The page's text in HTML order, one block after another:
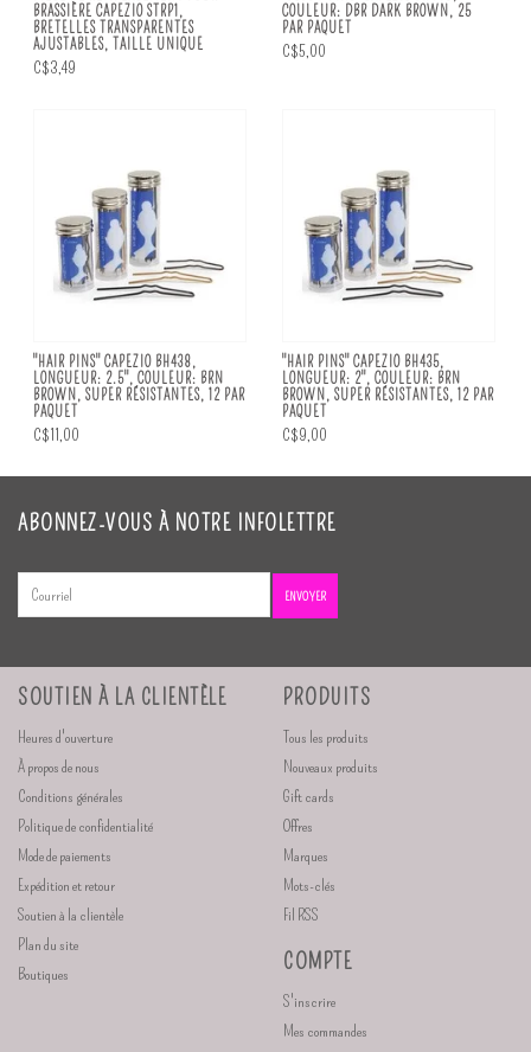
BRASSIÈRE CAPEZIO STRP1,
BRETELLES TRANSPARENTES
AJUSTABLES, TAILLE UNIQUE
C$3,49
COULEUR: DBR DARK BROWN, 25
PAR PAQUET
C$5,00
"HAIR PINS" CAPEZIO BH438,
LONGUEUR: 2.5", COULEUR: BRN
BROWN, SUPER RÉSISTANTES, 12 PAR
PAQUET
C$11,00
"HAIR PINS" CAPEZIO BH435,
LONGUEUR: 2", COULEUR: BRN
BROWN, SUPER RÉSISTANTES, 12 PAR
PAQUET
C$9,00
ABONNEZ-VOUS À NOTRE INFOLETTRE
ENVOYER
SOUTIEN À LA CLIENTÈLE
Heures d'ouverture
À propos de nous
Conditions générales
Politique de confidentialité
Mode de paiements
Expédition et retour
Soutien à la clientèle
Plan du site
Boutiques
PRODUITS
Tous les produits
Nouveaux produits
Gift cards
Offres
Marques
Mots-clés
Fil RSS
COMPTE
S'inscrire
Mes commandes